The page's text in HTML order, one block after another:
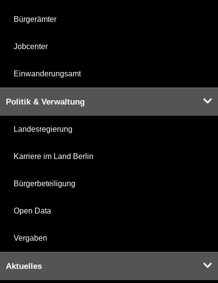
Bürgerämter
Jobcenter
Einwanderungsamt
Politik & Verwaltung
Landesregierung
Karriere im Land Berlin
Bürgerbeteiligung
Open Data
Vergaben
Aktuelles